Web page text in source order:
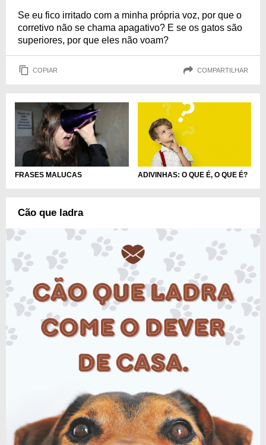
Se eu fico irritado com a minha própria voz, por que o
corretivo não se chama apagativo? E se os gatos são
superiores, por que eles não voam?
COPIAR COMPARTILHAR
FRASES MALUCAS ADIVINHAS: O QUE É, O QUE É?
Cão que ladra